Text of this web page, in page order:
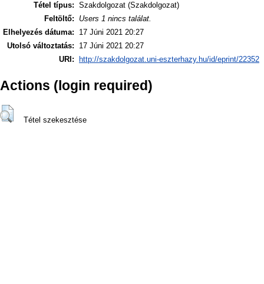
Tétel típus: Szakdolgozat (Szakdolgozat)
Feltöltő:
Users 1 nincs találat.
Elhelyezés dátuma:
17 Júni 2021 20:27
Utolsó változtatás:
17 Júni 2021 20:27
URI:
http://szakdolgozat.uni-eszterhazy.hu/id/eprint/22352
Actions (login required)
Tétel szekesztése